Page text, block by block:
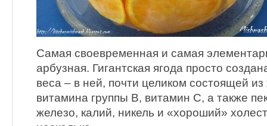
Самая своевременная и самая
арбузная. Гигантская ягода просто
веса – в ней, почти целиком состоящей
витамина группы B, витамин С, а также
железо, калий, никель и «хороший»